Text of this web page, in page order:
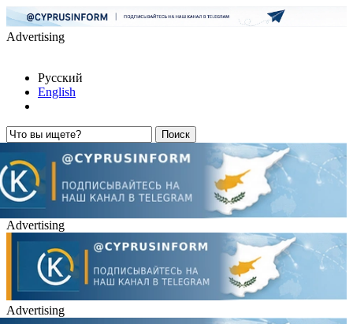
Advertising
Русский
English
Advertising
Advertising